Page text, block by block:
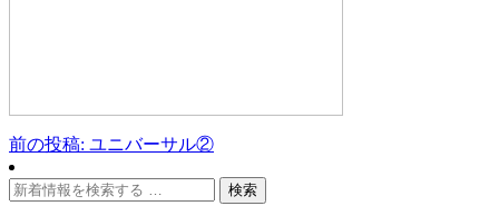
投
稿
前の投稿: ユニバーサル②
検